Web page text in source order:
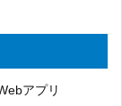
アプリ